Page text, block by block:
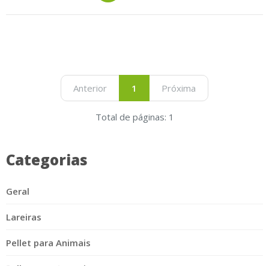
Anterior 1 Próxima
Total de páginas: 1
Categorias
Geral
Lareiras
Pellet para Animais